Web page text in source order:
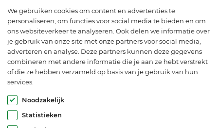
We gebruiken cookies om content en advertenties te
personaliseren, om functies voor social media te bieden en om
ons websiteverkeer te analyseren. Ook delen we informatie over
je gebruik van onze site met onze partners voor social media,
adverteren en analyse. Deze partners kunnen deze gegevens
combineren met andere informatie die je aan ze hebt verstrekt
of die ze hebben verzameld op basis van je gebruik van hun
services.
Noodzakelijk
Statistieken